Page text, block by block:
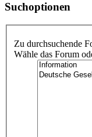
Suchoptionen
Zu durchsuchende
Wähle das Forum